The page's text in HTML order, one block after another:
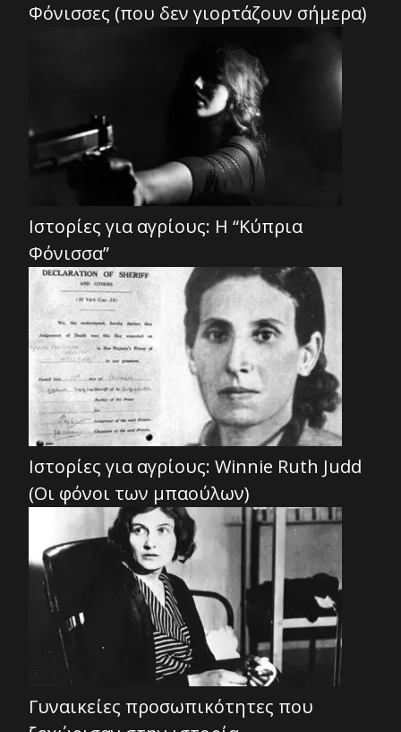
Φόνισσες (που δεν γιορτάζουν σήμερα)
Ιστορίες για αγρίους: Η “Κύπρια
Φόνισσα”
Ιστορίες για αγρίους: Winnie Ruth Judd
(Οι φόνοι των μπαούλων)
Γυναικείες προσωπικότητες που